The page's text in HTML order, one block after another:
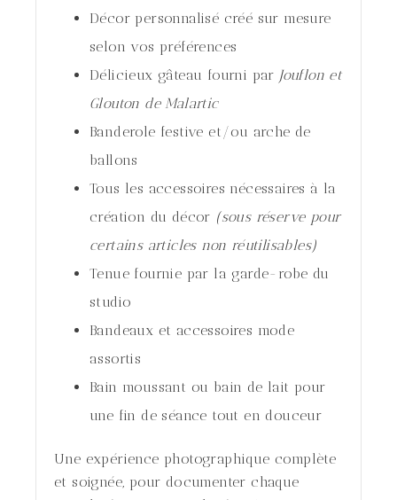
Décor personnalisé créé sur mesure
selon vos préférences
Délicieux gâteau fourni par Jouflon et
Glouton de Malartic
Banderole festive et/ou arche de
ballons
Tous les accessoires nécessaires à la
création du décor (sous réserve pour
certains articles non réutilisables)
Tenue fournie par la garde-robe du
studio
Bandeaux et accessoires mode
assortis
Bain moussant ou bain de lait pour
une fin de séance tout en douceur
Une expérience photographique complète
et soignée, pour documenter chaque